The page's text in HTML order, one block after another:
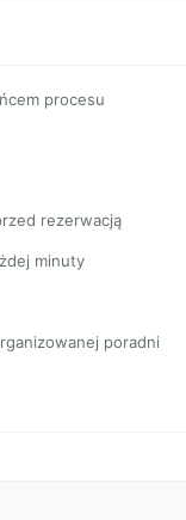
procesu
rezerwacją
minuty
poradni